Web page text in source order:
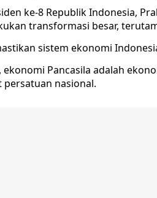
ke-8 Republik Indonesia,
transformasi besar,
sistem ekonomi
Pancasila adalah
nasional.